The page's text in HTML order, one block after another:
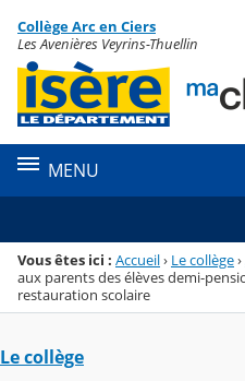
Menu de la rubrique
Contenu
Collège Arc en Ciers
Les Avenières Veyrins-Thuellin
MENU
Vous êtes ici : Accueil› Le collège›
aux parents des élèves demi-
restauration scolaire
Le collège